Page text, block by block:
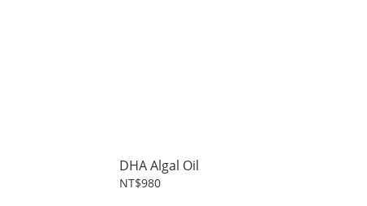
DHA Algal Oil
NT$980